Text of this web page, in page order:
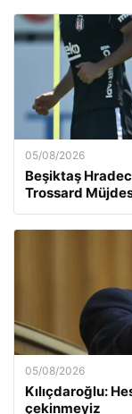
05/08/2026
Beşiktaş
Trossard
05/08/2026
Kılıçdaroğlu:
çekinmeyiz